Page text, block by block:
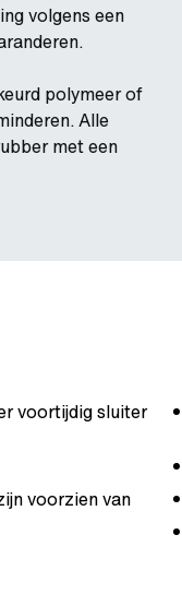
volgens een
polymeer of
Alle
met een
voortijdig sluiter
voorzien van